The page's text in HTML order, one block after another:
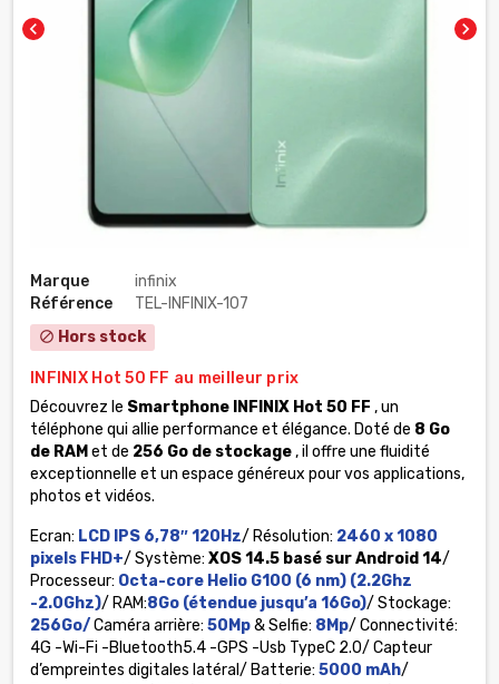
chevron_left chevron_right
Marque
infinix
Référence
TEL-INFINIX-107
block Hors stock
INFINIX Hot 50 FF au meilleur prix
Découvrez le Smartphone INFINIX Hot 50 FF , un
téléphone qui allie performance et élégance. Doté de 8 Go
de RAM et de 256 Go de stockage, il offre une fluidité
exceptionnelle et un espace généreux pour vos applications,
photos et vidéos.
Ecran: LCD IPS 6,78″ 120Hz/ Résolution: 2460 x 1080
pixels FHD+/ Système: XOS 14.5 basé sur Android 14/
Processeur: Octa-core Helio G100 (6 nm) (2.2Ghz
-2.0Ghz)/ RAM:8Go (étendue jusqu’a 16Go)/ Stockage:
256Go/Caméra arrière: 50Mp& Selfie: 8Mp/ Connectivité:
4G -Wi-Fi -Bluetooth5.4 -GPS -Usb TypeC 2.0/ Capteur
d’empreintes digitales latéral/ Batterie: 5000 mAh/